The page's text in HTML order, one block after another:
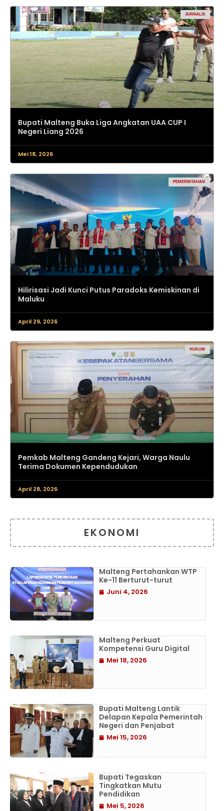
JURNALIS
Bupati Malteng Buka Liga Angkatan UAA CUP I
Negeri Liang 2026
Mei 18, 2026
PEMERINTAHAN
Hilirisasi Jadi Kunci Putus Paradoks Kemiskinan di
Maluku
April 29, 2026
HUKUM
Pemkab Malteng Gandeng Kejari, Warga Naulu
Terima Dokumen Kependudukan
April 28, 2026
EKONOMI
Malteng Pertahankan WTP
Ke-11 Berturut-turut
Juni 4, 2026
Malteng Perkuat
Kompetensi Guru Digital
Mei 18, 2026
Bupati Malteng Lantik
Delapan Kepala Pemerintah
Negeri dan Penjabat
Mei 15, 2026
Bupati Tegaskan
Tingkatkan Mutu
Pendidikan
Mei 5, 2026